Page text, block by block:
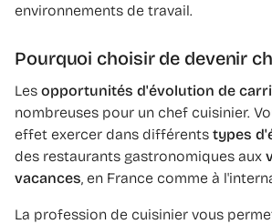
environnements de travail.
Pourquoi choisir de devenir
Les opportunités d'évolution de
nombreuses pour un chef cuisinier.
effet exercer dans différents types
des restaurants gastronomiques aux
vacances, en France comme à
La profession de cuisinier vous